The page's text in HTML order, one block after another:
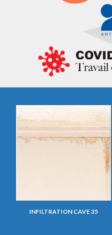
INFILTRATION CAVE 35